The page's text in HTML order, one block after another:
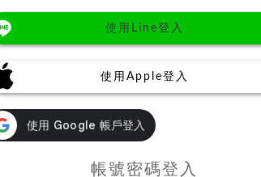
使用Line登入
使用Apple登入
帳號密碼登入